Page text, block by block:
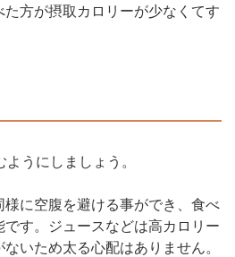
方が摂取カロリーが少なくてす
うにしましょう。
に空腹を避ける事ができ、食べ
す。ジュースなどは高カロリー
いため太る心配はありません。